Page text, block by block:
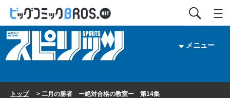
メニュー
トップ> 二月の勝者 ー絶対合格の教室ー 第14集